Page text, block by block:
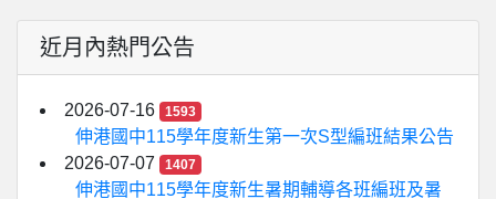
近月內熱門公告
2026-07-16 1593
伸港國中115學年度新生第一次S型編班結果公告
2026-07-07
1407
伸港國中115學年度新生暑期輔導各班編班及暑